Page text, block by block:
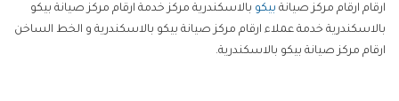
ارقام ارقام مركز صيانة بيكو بالاسكندرية مركز خدمة ارقام مركز صيانة بيكو
بالاسكندرية خدمة عملاء ارقام مركز صيانة بيكو بالاسكندرية و الخط الساخن
ارقام مركز صيانة بيكو بالاسكندرية.